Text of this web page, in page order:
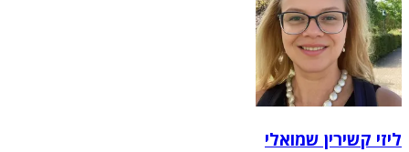
ליזי קשירין שמואלי